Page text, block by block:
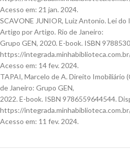
Acesso em: 21 jan. 2024.
SCAVONE JUNIOR, Luiz Antonio. Lei
Artigo por Artigo. Rio de Janeiro:
Grupo GEN, 2020. E-book. ISBN
https://
Acesso em: 14 fev. 2024.
TAPAI, Marcelo de A. Direito Imobiliário
de Janeiro: Grupo GEN,
2022. E-book. ISBN 9786559644544.
https://
Acesso em: 11 fev. 2024.